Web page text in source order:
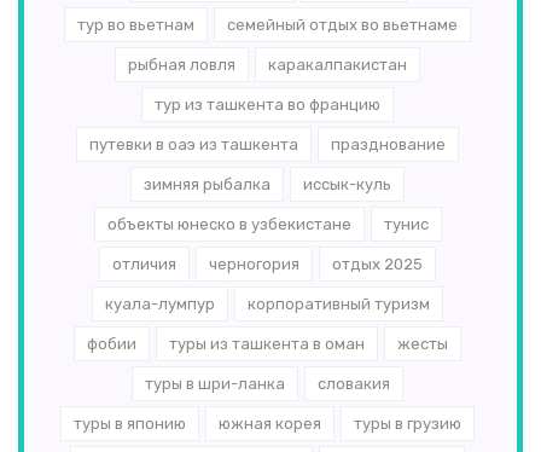
тур во вьетнам семейный отдых во вьетнаме
рыбная ловля каракалпакистан
тур из ташкента во францию
путевки в оаэ из ташкента празднование
зимняя рыбалка иссык-куль
объекты юнеско в узбекистане тунис
отличия черногория отдых 2025
куала-лумпур корпоративный туризм
фобии туры из ташкента в оман жесты
туры в шри-ланка словакия
туры в японию южная корея туры в грузию